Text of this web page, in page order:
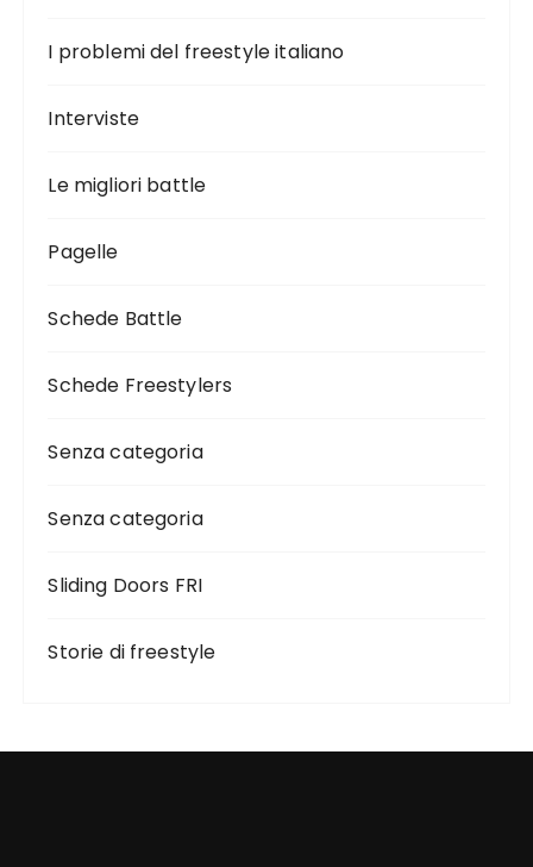
I problemi del freestyle italiano
Interviste
Le migliori battle
Pagelle
Schede Battle
Schede Freestylers
Senza categoria
Senza categoria
Sliding Doors FRI
Storie di freestyle